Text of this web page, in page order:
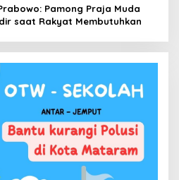
Pamong Praja Muda
saat Rakyat Membutuhkan